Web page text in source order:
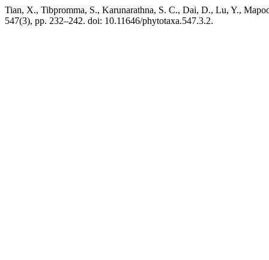
Tian, X., Tibpromma, S., Karunarathna, S. C., Dai, D., Lu, Y.,
547(3), pp. 232–242. doi: 10.11646/phytotaxa.547.3.2.